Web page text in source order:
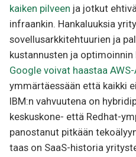
kaiken pilveen ja jotkut
infraankin. Hankaluuksia
sovellusarkkitehtuurien ja
kustannusten ja optimoinnin
Google voivat haastaa
ymmärtäessään että kaikki
IBM:n vahvuutena on
keskuskone- että Redhat-
panostanut pitkään
taas on SaaS-historia